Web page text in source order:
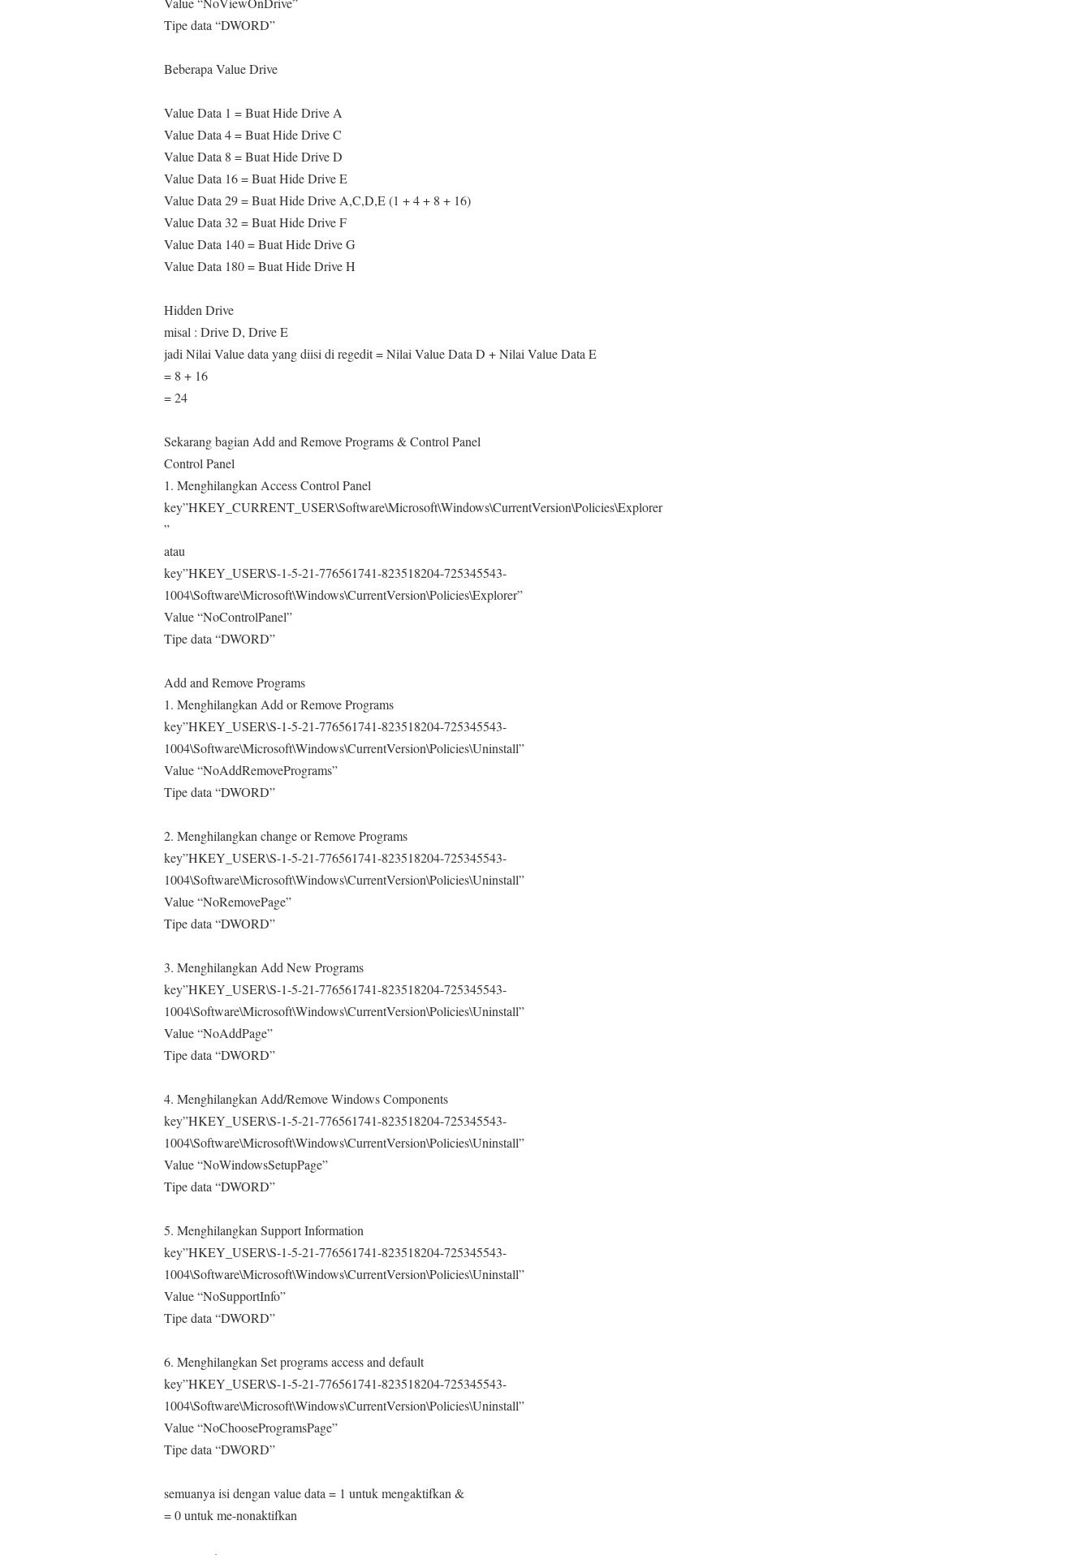
Tipe data “DWORD”
Beberapa Value Drive
Value Data 1 = Buat Hide Drive A
Value Data 4 = Buat Hide Drive C
Value Data 8 = Buat Hide Drive D
Value Data 16 = Buat Hide Drive E
Value Data 29 = Buat Hide Drive A,C,D,E (1 + 4 + 8 + 16)
Value Data 32 = Buat Hide Drive F
Value Data 140 = Buat Hide Drive G
Value Data 180 = Buat Hide Drive H
Hidden Drive
misal : Drive D, Drive E
jadi Nilai Value data yang diisi di regedit = Nilai Value Data D + Nilai Value Data E
= 8 + 16
= 24
Sekarang bagian Add and Remove Programs & Control Panel
Control Panel
1. Menghilangkan Access Control Panel
key”HKEY_CURRENT_USER\Software\Microsoft\Windows\CurrentVersion\Policies\Explorer
”
atau
key”HKEY_USER\S-1-5-21-776561741-823518204-725345543-
1004\Software\Microsoft\Windows\CurrentVersion\Policies\Explorer”
Value “NoControlPanel”
Tipe data “DWORD”
Add and Remove Programs
1. Menghilangkan Add or Remove Programs
key”HKEY_USER\S-1-5-21-776561741-823518204-725345543-
1004\Software\Microsoft\Windows\CurrentVersion\Policies\Uninstall”
Value “NoAddRemovePrograms”
Tipe data “DWORD”
2. Menghilangkan change or Remove Programs
key”HKEY_USER\S-1-5-21-776561741-823518204-725345543-
1004\Software\Microsoft\Windows\CurrentVersion\Policies\Uninstall”
Value “NoRemovePage”
Tipe data “DWORD”
3. Menghilangkan Add New Programs
key”HKEY_USER\S-1-5-21-776561741-823518204-725345543-
1004\Software\Microsoft\Windows\CurrentVersion\Policies\Uninstall”
Value “NoAddPage”
Tipe data “DWORD”
4. Menghilangkan Add/Remove Windows Components
key”HKEY_USER\S-1-5-21-776561741-823518204-725345543-
1004\Software\Microsoft\Windows\CurrentVersion\Policies\Uninstall”
Value “NoWindowsSetupPage”
Tipe data “DWORD”
5. Menghilangkan Support Information
key”HKEY_USER\S-1-5-21-776561741-823518204-725345543-
1004\Software\Microsoft\Windows\CurrentVersion\Policies\Uninstall”
Value “NoSupportInfo”
Tipe data “DWORD”
6. Menghilangkan Set programs access and default
key”HKEY_USER\S-1-5-21-776561741-823518204-725345543-
1004\Software\Microsoft\Windows\CurrentVersion\Policies\Uninstall”
Value “NoChooseProgramsPage”
Tipe data “DWORD”
semuanya isi dengan value data = 1 untuk mengaktifkan &
= 0 untuk me-nonaktifkan